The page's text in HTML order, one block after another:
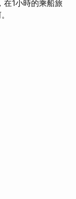
在1小時的乘船旅